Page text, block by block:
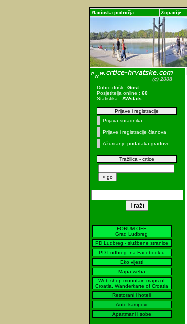
Planinska područja Županije
Dobro došli : Gost
Posjetitelja online : 60
Statistika : AWstats
Prijave i registracije
Prijava suradnika
Prijave i registracije članova
Ažuriranje podataka gradovi
Tražilica - crtice
FORUM OFF
Grad Ludbreg
PD Ludbreg - službene stranice
PD Ludbreg- na Facebook-u
Eko vijesti
Mapa weba
Web shop mountain maps of
Croatia, Wanderkarte of Croatia
Restorani i hoteli
Auto kampovi
Apartmani i sobe